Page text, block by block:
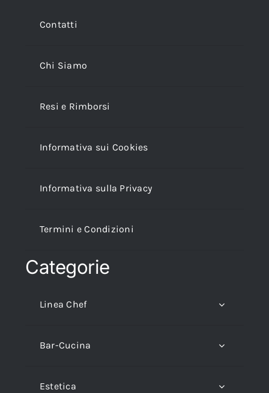
Contatti
Chi Siamo
Resi e Rimborsi
Informativa sui Cookies
Informativa sulla Privacy
Termini e Condizioni
Categorie
Linea Chef
Bar-Cucina
Estetica